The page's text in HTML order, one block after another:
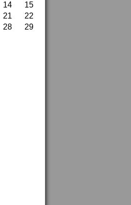
14
15
21
22
28
29